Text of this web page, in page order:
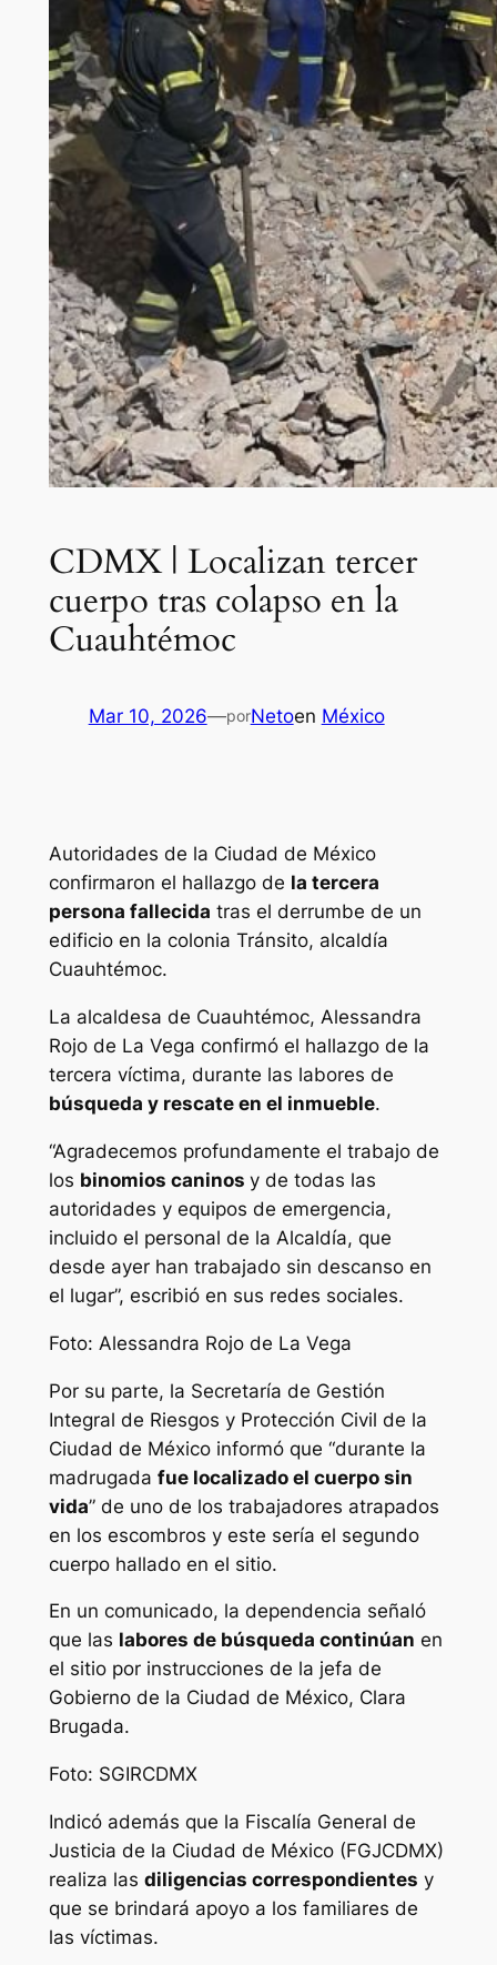
CDMX | Localizan tercer
cuerpo tras colapso en la
Cuauhtémoc
Mar 10, 2026—porNetoen México
Autoridades de la Ciudad de México
confirmaron el hallazgo de la tercera
persona fallecida tras el derrumbe de un
edificio en la colonia Tránsito, alcaldía
Cuauhtémoc.
La alcaldesa de Cuauhtémoc, Alessandra
Rojo de La Vega confirmó el hallazgo de la
tercera víctima, durante las labores de
búsqueda y rescate en el inmueble.
“Agradecemos profundamente el trabajo de
los binomios caninos y de todas las
autoridades y equipos de emergencia,
incluido el personal de la Alcaldía, que
desde ayer han trabajado sin descanso en
el lugar”, escribió en sus redes sociales.
Foto: Alessandra Rojo de La Vega
Por su parte, la Secretaría de Gestión
Integral de Riesgos y Protección Civil de la
Ciudad de México informó que “durante la
madrugada fue localizado el cuerpo sin
vida” de uno de los trabajadores atrapados
en los escombros y este sería el segundo
cuerpo hallado en el sitio.
En un comunicado, la dependencia señaló
que las labores de búsqueda continúan en
el sitio por instrucciones de la jefa de
Gobierno de la Ciudad de México, Clara
Brugada.
Foto: SGIRCDMX
Indicó además que la Fiscalía General de
Justicia de la Ciudad de México (FGJCDMX)
realiza las diligencias correspondientes y
que se brindará apoyo a los familiares de
las víctimas.